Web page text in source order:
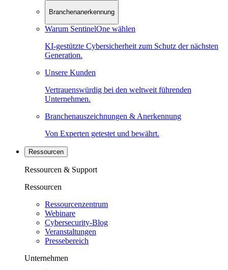
Branchenanerkennung
Warum SentinelOne wählen
KI-gestützte Cybersicherheit zum Schutz der nächsten
Generation.
Unsere Kunden
Vertrauenswürdig bei den weltweit führenden
Unternehmen.
Branchenauszeichnungen & Anerkennung
Von Experten getestet und bewährt.
Ressourcen
Ressourcen & Support
Ressourcen
Ressourcenzentrum
Webinare
Cybersecurity-Blog
Veranstaltungen
Pressebereich
Unternehmen